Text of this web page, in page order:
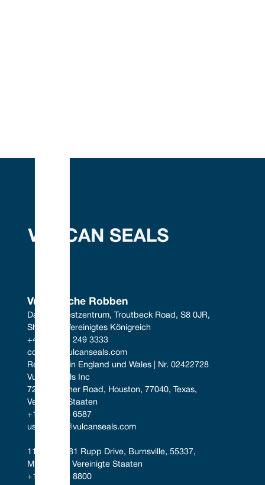
Vulkanische Robben
Das Südwestzentrum, Troutbeck Road, S8 0JR,
Sheffield, Vereinigtes Königreich
+44 (0) 114 249 3333
contact@vulcanseals.com
Registriert in England und Wales | Nr. 02422728
Vulcan Seals Inc
7221 Gessner Road, Houston, 77040, Texas,
Vereinigte Staaten
+1 346 856 6587
uscontact@vulcanseals.com
11401-11481 Rupp Drive, Burnsville, 55337,
Minnesota, Vereinigte Staaten
+1 952 955 8800